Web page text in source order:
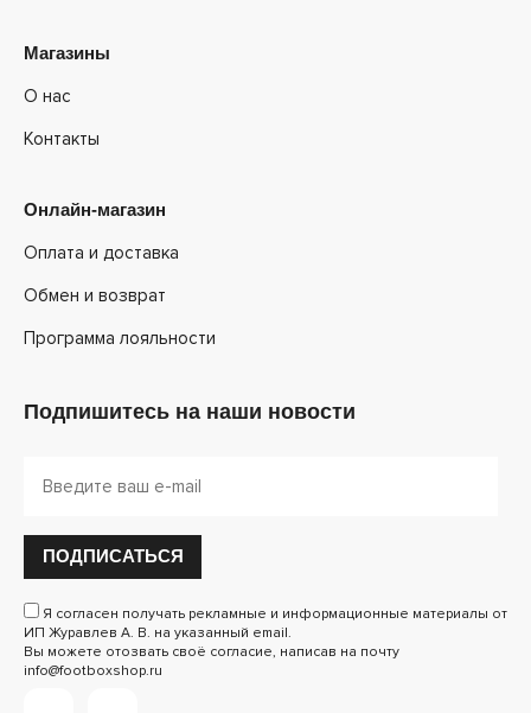
Магазины
О нас
Контакты
Онлайн-магазин
Оплата и доставка
Обмен и возврат
Программа лояльности
Подпишитесь на наши новости
ПОДПИСАТЬСЯ
Я согласен получать рекламные и информационные материалы от
ИП Журавлев А. В. на указанный email.
Вы можете отозвать своё согласие, написав на почту
info@footboxshop.ru